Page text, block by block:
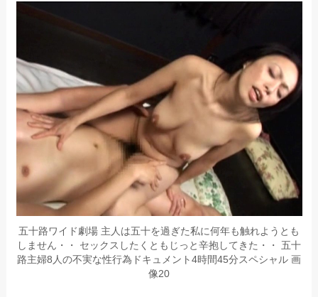
五十路ワイド劇場 主人は五十を過ぎた私に何年も触れようとも
しません・・ セックスしたくともじっと辛抱してきた・・ 五十
路主婦8人の不実な性行為ドキュメント4時間45分スペシャル 画
像20